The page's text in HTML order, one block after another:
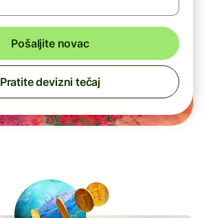
Pošaljite novac
Pratite devizni tečaj